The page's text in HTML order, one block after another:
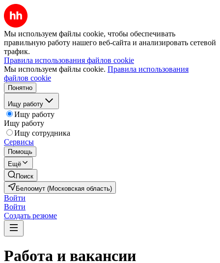
Мы используем файлы cookie, чтобы обеспечивать
правильную работу нашего веб-сайта и анализировать сетевой
трафик.
Правила использования файлов cookie
Мы используем файлы cookie. Правила использования
файлов cookie
Понятно
Ищу работу
Ищу работу
Ищу работу
Ищу сотрудника
Сервисы
Помощь
Ещё
Поиск
Белоомут (Московская область)
Войти
Войти
Создать резюме
Работа и вакансии